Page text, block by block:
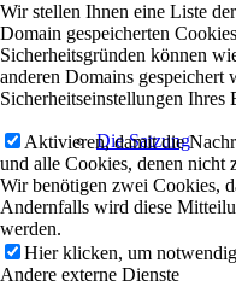
Die Satzung
Wir stellen Ihnen eine Liste
Domain gespeicherten
Sicherheitsgründen können
anderen Domains gespeichert
Sicherheitseinstellungen Ihres
Aktivieren, damit die
und alle Cookies, denen nicht
Wir benötigen zwei Cookies,
Andernfalls wird diese
werden.
Hier klicken, um
Andere externe Dienste